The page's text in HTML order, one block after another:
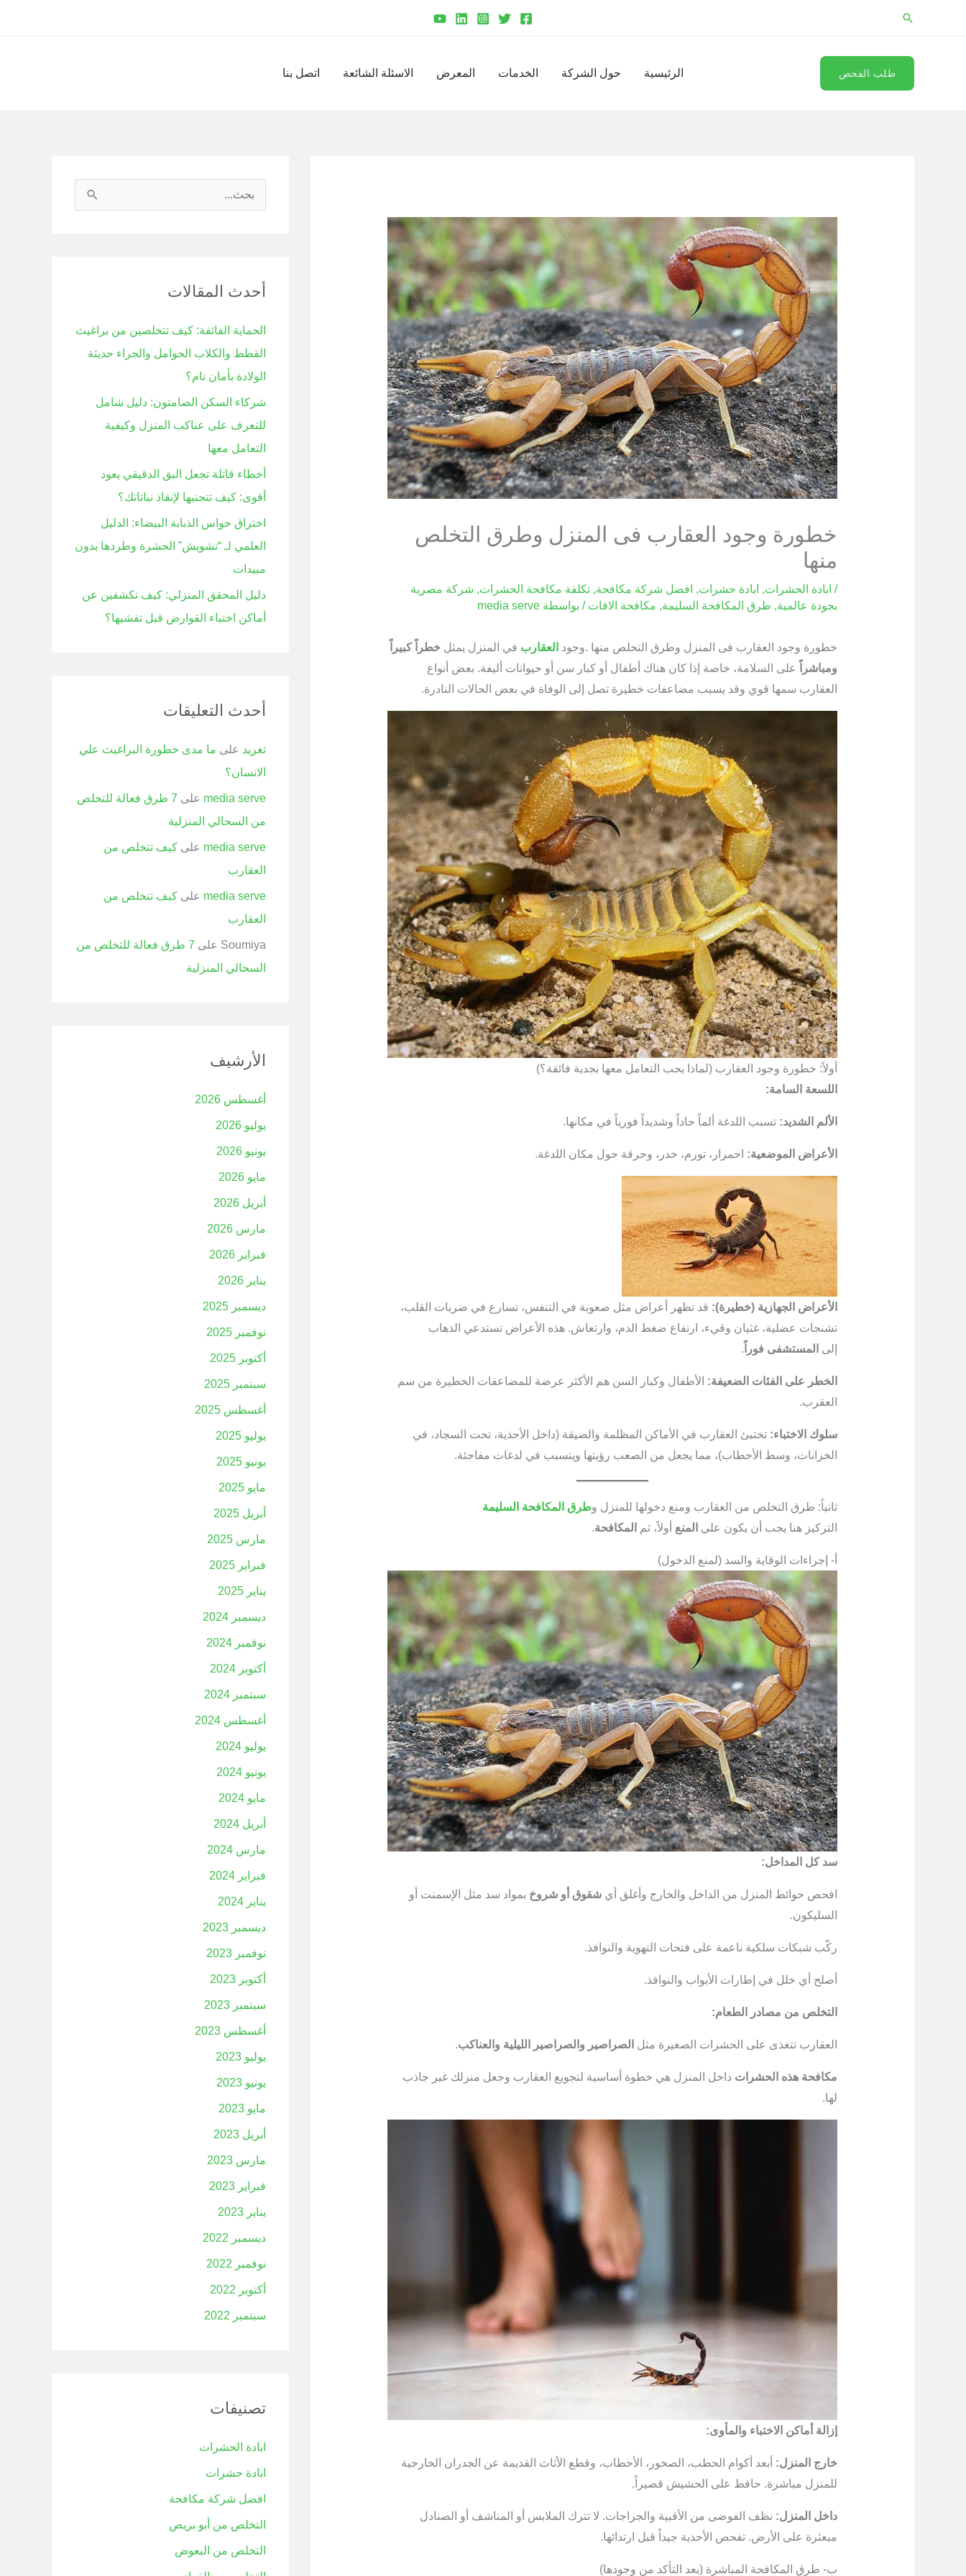
البحث
طلب الفحص الرئيسية حول الشركة الخدمات المعرض الاسئلة الشائعة اتصل بنا
خطورة وجود العقارب فى المنزل وطرق التخلص
منها
/ ابادة الحشرات, ابادة حشرات, افضل شركة مكافحة, تكلفة مكافحة الحشرات, شركة مصرية
بجودة عالمية, طرق المكافحة السليمة, مكافحة الافات / بواسطة media serve
خطورة وجود العقارب فى المنزل وطرق التخلص منها .وجود العقارب في المنزل يمثل خطراً كبيراً
ومباشراً
على السلامة، خاصة إذا كان هناك أطفال أو كبار سن أو حيوانات أليفة. بعض أنواع
العقارب سمها قوي وقد يسبب مضاعفات خطيرة تصل إلى الوفاة في بعض الحالات النادرة.
أولاً: خطورة وجود العقارب (لماذا يجب التعامل معها بجدية فائقة؟)
اللسعة السامة:
الألم الشديد: تسبب اللدغة ألماً حاداً وشديداً فورياً في مكانها.
الأعراض الموضعية: احمرار، تورم، خدر، وحرقة حول مكان اللدغة.
الأعراض الجهازية (خطيرة): قد تظهر أعراض مثل صعوبة في التنفس، تسارع في ضربات القلب،
تشنجات عضلية، غثيان وقيء، ارتفاع ضغط الدم، وارتعاش. هذه الأعراض تستدعي الذهاب
إلى المستشفى فوراً .
الخطر على الفئات الضعيفة: الأطفال وكبار السن هم الأكثر عرضة للمضاعفات الخطيرة من سم
العقرب.
سلوك الاختباء: تختبئ العقارب في الأماكن المظلمة والضيقة (داخل الأحذية، تحت السجاد، في
الخزانات، وسط الأحطاب)، مما يجعل من الصعب رؤيتها ويتسبب في لدغات مفاجئة.
ثانياً: طرق التخلص من العقارب ومنع دخولها للمنزل وطرق المكافحة السليمة
التركيز هنا يجب أن يكون على المنع أولاً، ثم المكافحة.
أ- إجراءات الوقاية والسد (لمنع الدخول)
سد كل المداخل:
افحص حوائط المنزل من الداخل والخارج وأغلق أي شقوق أو شروخ بمواد سد مثل الإسمنت أو
السليكون.
ركّب شبكات سلكية ناعمة على فتحات التهوية والنوافذ.
أصلح أي خلل في إطارات الأبواب والنوافذ.
التخلص من مصادر الطعام:
العقارب تتغذى على الحشرات الصغيرة مثل الصراصير والصراصير الليلية والعناكب.
مكافحة هذه الحشرات داخل المنزل هي خطوة أساسية لتجويع العقارب وجعل منزلك غير جاذب
لها.
إزالة أماكن الاختباء والمأوى:
خارج المنزل: أبعد أكوام الحطب، الصخور، الأحطاب، وقطع الأثاث القديمة عن الجدران الخارجية
للمنزل مباشرة. حافظ على الحشيش قصيراً.
داخل المنزل: نظف الفوضى من الأقبية والجراجات. لا تترك الملابس أو المناشف أو الصنادل
مبعثرة على الأرض. تفحص الأحذية جيداً قبل ارتدائها.
ب- طرق المكافحة المباشرة (بعد التأكد من وجودها)
ث
ن
:
أحدث المقالات
الحماية الفائقة: كيف تتخلصين من براغيث
القطط والكلاب الحوامل والجراء حديثة
الولادة بأمان تام؟
شركاء السكن الصامتون: دليل شامل
للتعرف على عناكب المنزل وكيفية
التعامل معها
أخطاء قاتلة تجعل البق الدقيقي يعود
أقوى: كيف تتجنبها لإنقاذ نباتاتك؟
اختراق حواس الذبابة البيضاء: الدليل
العلمي لـ “تشويش” الحشرة وطردها بدون
مبيدات
دليل المحقق المنزلي: كيف تكشفين عن
أماكن اختباء القوارض قبل تفشيها؟
أحدث التعليقات
تغريد على ما مدى خطورة البراغيث علي
الانسان؟
media serve على
7 طرق فعالة للتخلص
من السحالي المنزلية
media serve على كيف تتخلص من
العقارب
media serve على كيف تتخلص من
العقارب
Soumiya على
7 طرق فعالة للتخلص من
السحالي المنزلية
الأرشيف
أغسطس 2026
يوليو 2026
يونيو 2026
مايو 2026
أبريل 2026
مارس 2026
فبراير 2026
يناير 2026
ديسمبر 2025
نوفمبر 2025
أكتوبر 2025
سبتمبر 2025
أغسطس 2025
يوليو 2025
يونيو 2025
مايو 2025
أبريل 2025
مارس 2025
فبراير 2025
يناير 2025
ديسمبر 2024
نوفمبر 2024
أكتوبر 2024
سبتمبر 2024
أغسطس 2024
يوليو 2024
يونيو 2024
مايو 2024
أبريل 2024
مارس 2024
فبراير 2024
يناير 2024
ديسمبر 2023
نوفمبر 2023
أكتوبر 2023
سبتمبر 2023
أغسطس 2023
يوليو 2023
يونيو 2023
مايو 2023
أبريل 2023
مارس 2023
فبراير 2023
يناير 2023
ديسمبر 2022
نوفمبر 2022
أكتوبر 2022
سبتمبر 2022
تصنيفات
ابادة الحشرات
ابادة حشرات
افضل شركة مكافحة
التخلص من أبو بريص
التخلص من البعوض